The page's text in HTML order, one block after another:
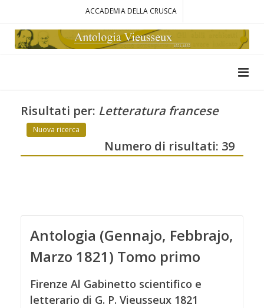
ACCADEMIA DELLA CRUSCA
Risultati per: Letteratura francese
Nuova ricerca
Numero di risultati: 39
Antologia (Gennajo, Febbrajo,
Marzo 1821) Tomo primo
Firenze Al Gabinetto scientifico e
letterario di G. P. Vieusseux 1821